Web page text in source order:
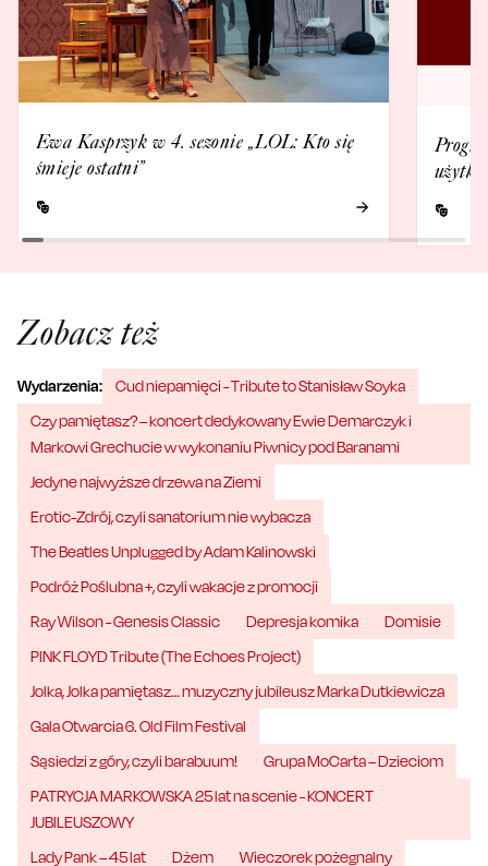
Ewa Kasprzyk w 4. sezonie „LOL: Kto się
śmieje ostatni”
Zobacz też
Wydarzenia:
Cud niepamięci - Tribute to Stanisław Soyka
Czy pamiętasz? – koncert dedykowany Ewie Demarczyk i
Markowi Grechucie w wykonaniu Piwnicy pod Baranami
Jedyne najwyższe drzewa na Ziemi
Erotic-Zdrój, czyli sanatorium nie wybacza
The Beatles Unplugged by Adam Kalinowski
Podróż Poślubna +, czyli wakacje z promocji
Ray Wilson - Genesis Classic
Depresja komika
Domisie
PINK FLOYD Tribute (The Echoes Project)
Jolka, Jolka pamiętasz… muzyczny jubileusz Marka Dutkiewicza
Gala Otwarcia 6. Old Film Festival
Sąsiedzi z góry, czyli barabuum!
Grupa MoCarta – Dzieciom
PATRYCJA MARKOWSKA 25 lat na scenie - KONCERT
JUBILEUSZOWY
Lady Pank – 45 lat
Dżem Wieczorek pożegnalny